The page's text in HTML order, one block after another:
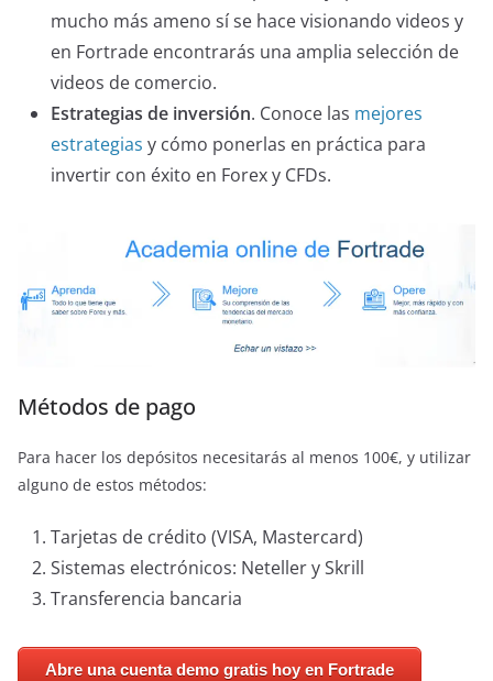
mucho más ameno sí se hace visionando videos y
en Fortrade encontrarás una amplia selección de
videos de comercio.
Estrategias de inversión. Conoce las mejores
estrategias y cómo ponerlas en práctica para
invertir con éxito en Forex y CFDs.
Métodos de pago
Para hacer los depósitos necesitarás al menos 100€, y utilizar
alguno de estos métodos:
Tarjetas de crédito (VISA, Mastercard)
Sistemas electrónicos: Neteller y Skrill
Transferencia bancaria
Abre una cuenta demo gratis hoy en Fortrade